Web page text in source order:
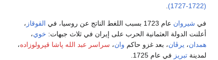
(1722-1727)
في شيروان عام 1723 بسبب اللغط الناتج عن روسيا، في القوقاز ،
أعلنت الدولة العثمانية الحرب على إيران في ثلاث جبهات: خوي،
همدان، يرڤان، بعد غزو حاكم وان، سراسر عبد الله پاشا قپرولوزاده،
لمدينة تبريز في عام 1725.